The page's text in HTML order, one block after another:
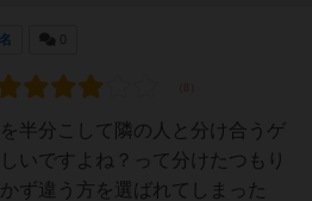
半分こして隣の人と分け合うゲ
いですよね？って分けたつもり
ず違う方を選ばれてしまった